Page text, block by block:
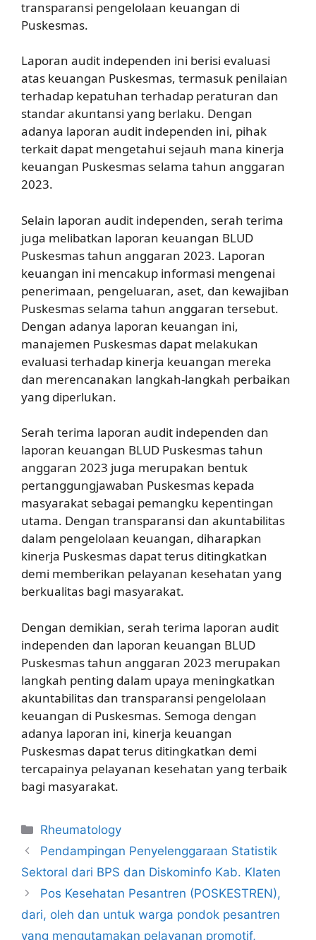
transparansi pengelolaan keuangan di
Puskesmas.
Laporan audit independen ini berisi evaluasi
atas keuangan Puskesmas, termasuk penilaian
terhadap kepatuhan terhadap peraturan dan
standar akuntansi yang berlaku. Dengan
adanya laporan audit independen ini, pihak
terkait dapat mengetahui sejauh mana kinerja
keuangan Puskesmas selama tahun anggaran
2023.
Selain laporan audit independen, serah terima
juga melibatkan laporan keuangan BLUD
Puskesmas tahun anggaran 2023. Laporan
keuangan ini mencakup informasi mengenai
penerimaan, pengeluaran, aset, dan kewajiban
Puskesmas selama tahun anggaran tersebut.
Dengan adanya laporan keuangan ini,
manajemen Puskesmas dapat melakukan
evaluasi terhadap kinerja keuangan mereka
dan merencanakan langkah-langkah perbaikan
yang diperlukan.
Serah terima laporan audit independen dan
laporan keuangan BLUD Puskesmas tahun
anggaran 2023 juga merupakan bentuk
pertanggungjawaban Puskesmas kepada
masyarakat sebagai pemangku kepentingan
utama. Dengan transparansi dan akuntabilitas
dalam pengelolaan keuangan, diharapkan
kinerja Puskesmas dapat terus ditingkatkan
demi memberikan pelayanan kesehatan yang
berkualitas bagi masyarakat.
Dengan demikian, serah terima laporan audit
independen dan laporan keuangan BLUD
Puskesmas tahun anggaran 2023 merupakan
langkah penting dalam upaya meningkatkan
akuntabilitas dan transparansi pengelolaan
keuangan di Puskesmas. Semoga dengan
adanya laporan ini, kinerja keuangan
Puskesmas dapat terus ditingkatkan demi
tercapainya pelayanan kesehatan yang terbaik
bagi masyarakat.
Kategori
Rheumatology
Pendampingan Penyelenggaraan Statistik
Sektoral dari BPS dan Diskominfo Kab. Klaten
Pos Kesehatan Pesantren (POSKESTREN),
dari, oleh dan untuk warga pondok pesantren
yang mengutamakan pelayanan promotif,